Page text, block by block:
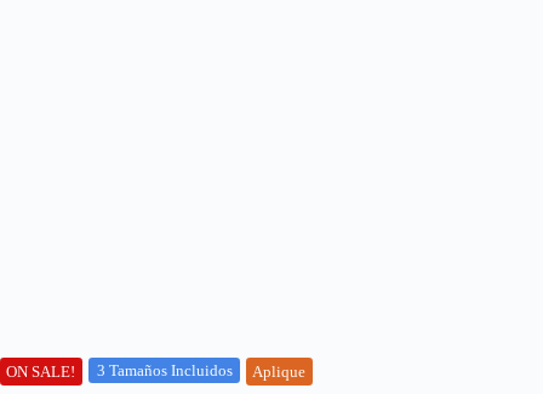
ON SALE! 3 Tamaños Incluidos Aplique